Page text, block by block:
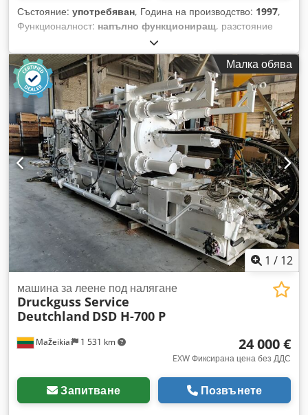
Състояние: употребяван, Година на производство: 1997,
Функционалност: напълно функциониращ, разстояние
, сила леене:
диаметър на колоната:125 мм, общо тегло:12 000 кг,
мощност:22 kW (29,91 к.с.), Заключваща сила: 350
метрични тона Диаметър на връзващите пръти: 125 мм
Разстояние между връзващите пръти: 579 x 579 мм
Дебелина на матрицата (минимум - максимум): 300 - 700
мм Ход на матрицата: 420 мм Размер на подвижната
плоча: 940 x 940 мм Позиция на инжектирането: -125 мм
Необходима мощност: 22 kW Тегло на машината: 11 974 кг
(26 400 фунта) Продава се с гилотина за обрязване и
манипулатор. Dcedpfx Ahev D Dwpe Tek
Малка обява
1 / 12
Mažeikiai 1 531 km
машина за леене под налягане
Druckguss Service
Deutchland DSD H-700 P
24 000 €
EXW Фиксирана цена без ДДС
Запитване Позвънете